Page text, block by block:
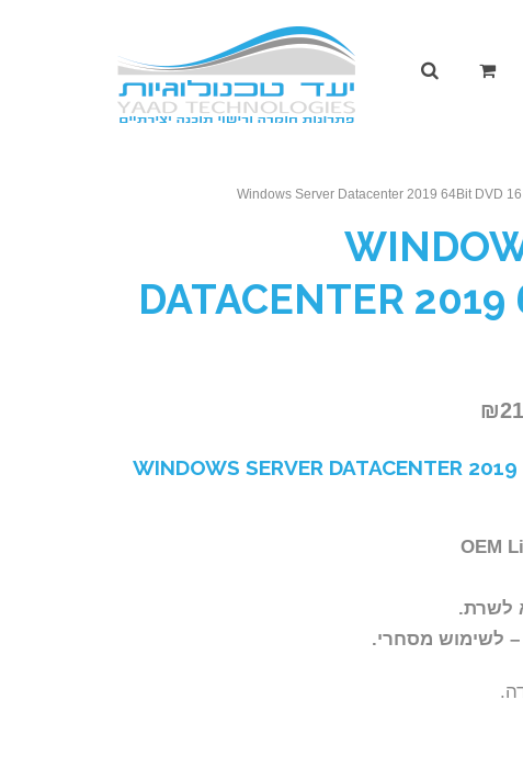
Windows Server Datacenter 2019 64Bit DVD
DATACENTER 2019
₪
הוא:
WINDOWS SERVER DATACENTER
לשרת.
– לשימוש מסחרי.